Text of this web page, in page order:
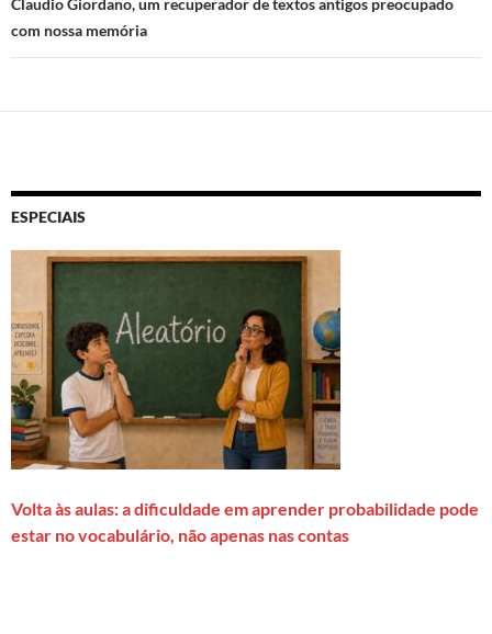
Claudio Giordano, um recuperador de textos antigos preocupado
com nossa memória
ESPECIAIS
Volta às aulas: a dificuldade em aprender probabilidade pode
estar no vocabulário, não apenas nas contas